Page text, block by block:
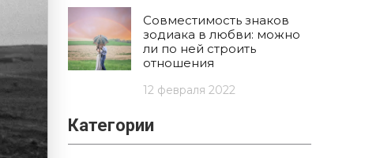
Совместимость знаков
зодиака в любви: можно
ли по ней строить
отношения
12 февраля 2022
Категории